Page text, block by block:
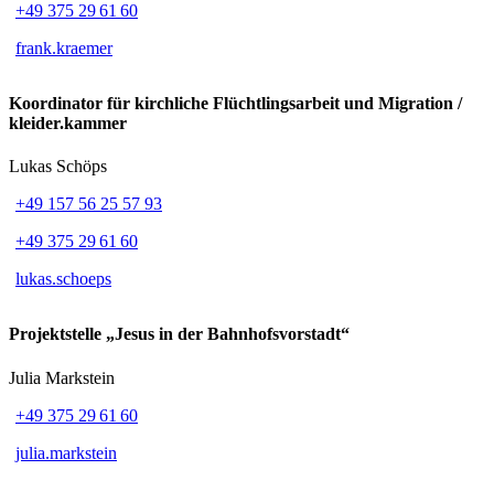
+49 375 29 61 60
frank.kraemer
Koordinator für kirchliche Flüchtlingsarbeit und Migration /
kleider.kammer
Lukas Schöps
+49 157 56 25 57 93
+49 375 29 61 60
lukas.schoeps
Projektstelle „Jesus in der Bahnhofsvorstadt“
Julia Markstein
+49 375 29 61 60
julia.markstein